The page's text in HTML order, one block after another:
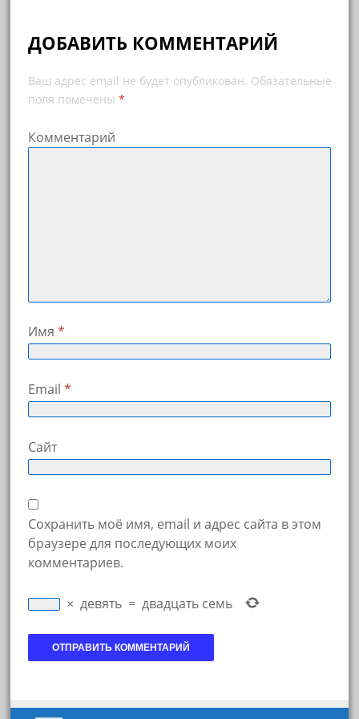
ДОБАВИТЬ КОММЕНТАРИЙ
Ваш адрес email не будет опубликован. Обязательные
поля помечены *
Комментарий
Имя *
Email *
Сайт
Сохранить моё имя, email и адрес сайта в этом
браузере для последующих моих
комментариев.
× девять = двадцать семь